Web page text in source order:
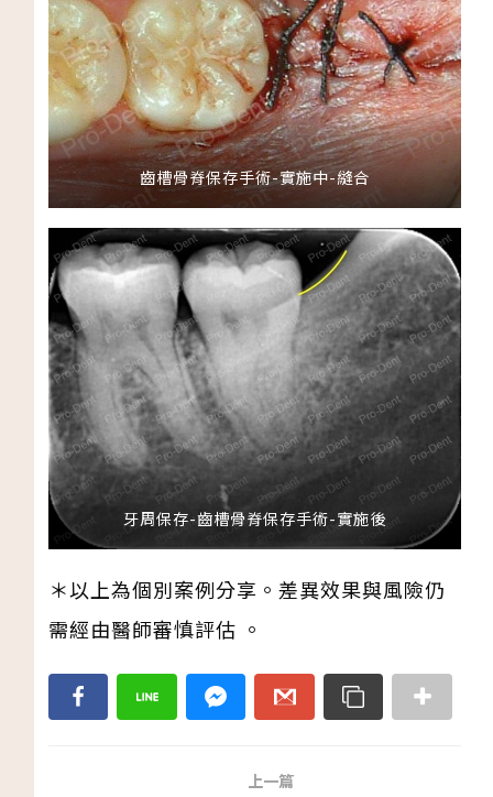
齒槽骨脊保存手術-實施中-縫合
牙周保存-齒槽骨脊保存手術-實施後
＊以上為個別案例分享。差異效果與風險仍
需經由醫師審慎評估 。
上一篇